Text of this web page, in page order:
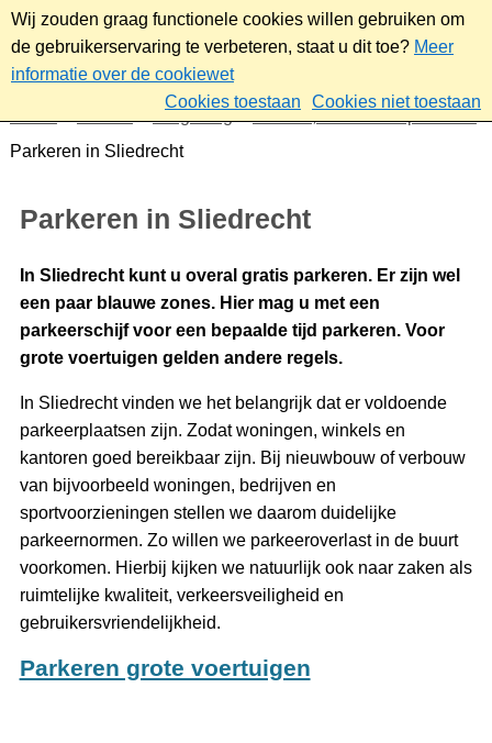
Wij zouden graag functionele cookies willen gebruiken om
de gebruikerservaring te verbeteren, staat u dit toe? Meer
informatie over de cookiewet
Cookies toestaan
Cookies niet toestaan
Omgeving
Verkeer, vervoer en parkeren
Parkeren in Sliedrecht
Parkeren in Sliedrecht
In Sliedrecht kunt u overal gratis parkeren. Er zijn wel
een paar blauwe zones. Hier mag u met een
parkeerschijf voor een bepaalde tijd parkeren. Voor
grote voertuigen gelden andere regels.
In Sliedrecht vinden we het belangrijk dat er voldoende
parkeerplaatsen zijn. Zodat woningen, winkels en
kantoren goed bereikbaar zijn. Bij nieuwbouw of verbouw
van bijvoorbeeld woningen, bedrijven en
sportvoorzieningen stellen we daarom duidelijke
parkeernormen. Zo willen we parkeeroverlast in de buurt
voorkomen. Hierbij kijken we natuurlijk ook naar zaken als
ruimtelijke kwaliteit, verkeersveiligheid en
gebruikersvriendelijkheid.
Parkeren grote voertuigen